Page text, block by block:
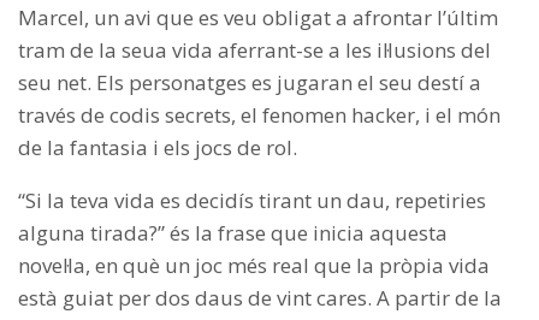
Marcel, un avi que es veu obligat a afrontar l’últim
tram de la seua vida aferrant-se a les il·lusions del
seu net. Els personatges es jugaran el seu destí a
través de codis secrets, el fenomen hacker, i el món
de la fantasia i els jocs de rol.
“Si la teva vida es decidís tirant un dau, repetiries
alguna tirada?” és la frase que inicia aquesta
novel·la, en què un joc més real que la pròpia vida
està guiat per dos daus de vint cares. A partir de la